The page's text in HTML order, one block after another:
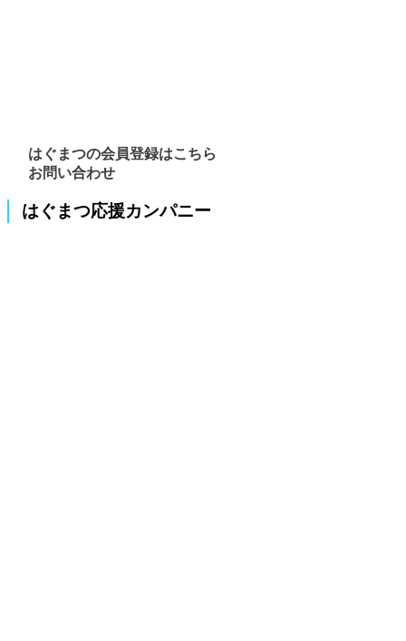
はぐまつの会員登録はこちら
お問い合わせ
はぐまつ応援カンパニー